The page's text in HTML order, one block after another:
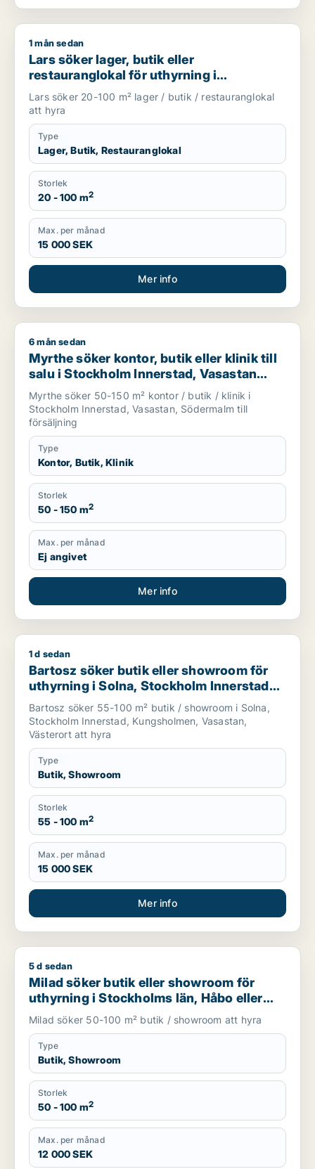
Lars söker lager, butik eller restauranglokal för uthyrning i
1 mån sedan
Lars söker lager, butik eller
restauranglokal för uthyrning i
Stockholm Innerstad, Kungsholmen eller
Vasastan m.fl.
Lars söker 20-100 m² lager / butik / restauranglokal
att hyra
Type
Lager, Butik, Restauranglokal
Storlek
20 - 100 m2
Max. per månad
15 000 SEK
Mer info
Myrthe söker kontor, butik eller klinik till salu i Stockholm
6 mån sedan
Myrthe söker kontor, butik eller klinik till
salu i Stockholm Innerstad, Vasastan
eller Södermalm
Myrthe söker 50-150 m² kontor / butik / klinik i
Stockholm Innerstad, Vasastan, Södermalm till
försäljning
Type
Kontor, Butik, Klinik
Storlek
50 - 150 m2
Max. per månad
Ej angivet
Mer info
Bartosz söker butik eller showroom för uthyrning i Solna,
1 d sedan
Bartosz söker butik eller showroom för
uthyrning i Solna, Stockholm Innerstad
eller Kungsholmen m.fl.
Bartosz söker 55-100 m² butik / showroom i Solna,
Stockholm Innerstad, Kungsholmen, Vasastan,
Västerort att hyra
Type
Butik, Showroom
Storlek
55 - 100 m2
Max. per månad
15 000 SEK
Mer info
Milad söker butik eller showroom för uthyrning i Stockholms
5 d sedan
Milad söker butik eller showroom för
uthyrning i Stockholms län, Håbo eller
Knivsta
Milad söker 50-100 m² butik / showroom att hyra
Type
Butik, Showroom
Storlek
50 - 100 m2
Max. per månad
12 000 SEK